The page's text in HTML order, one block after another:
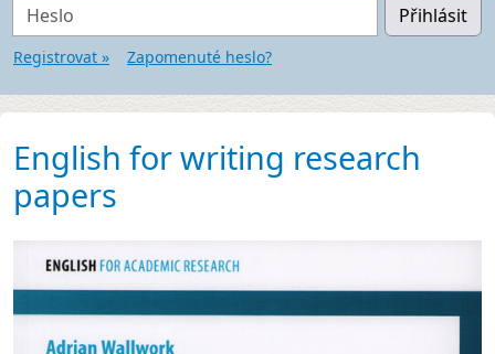
Heslo Přihlásit
Registrovat » Zapomenuté heslo?
English for writing research
papers